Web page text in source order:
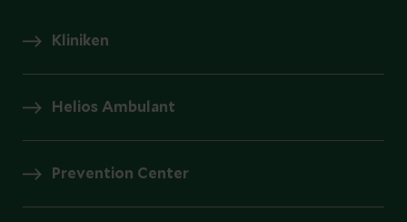
Kliniken
Helios Ambulant
Prevention Center